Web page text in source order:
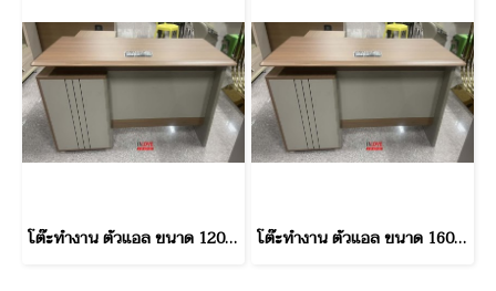
โต๊ะทำงาน ตัวแอล ขนาด 120 ซม โต๊ะทำงาน ตัวแอล ขนาด 160 ซม